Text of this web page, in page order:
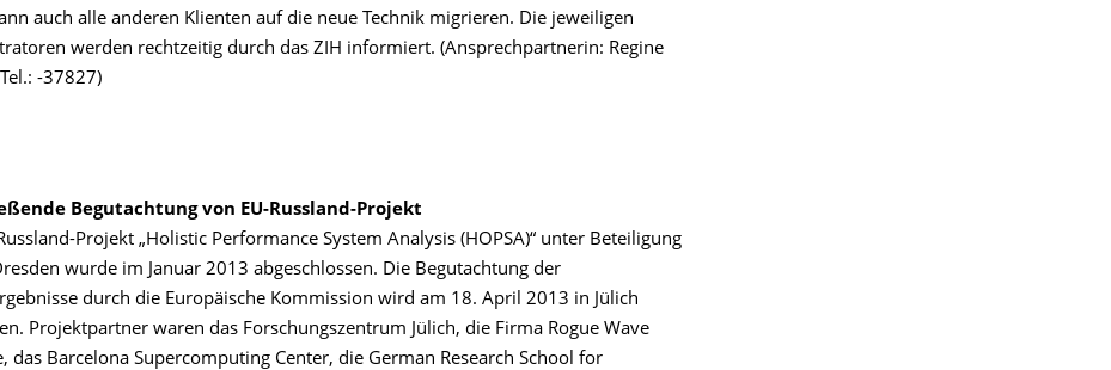
auch alle anderen Klienten auf die neue Technik migrieren. Die jeweiligen
werden rechtzeitig durch das ZIH informiert. (Ansprechpartnerin: Regine
-37827)
Begutachtung von EU-Russland-Projekt
Projekt „Holistic Performance System Analysis (HOPSA)“ unter Beteiligung
wurde im Januar 2013 abgeschlossen. Die Begutachtung der
durch die Europäische Kommission wird am 18. April 2013 in Jülich
Projektpartner waren das Forschungszentrum Jülich, die Firma Rogue Wave
das Barcelona Supercomputing Center, die German Research School for